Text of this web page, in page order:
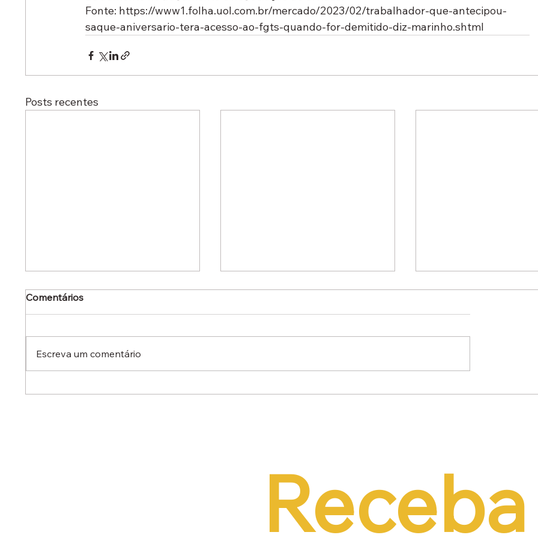
Fonte: https://www1.folha.uol.com.br/mercado/2023/02/trabalhador-que-antecipou-
saque-aniversario-tera-acesso-ao-fgts-quando-for-demitido-diz-marinho.shtml
Posts recentes
Comentários
Escreva um comentário
Receba